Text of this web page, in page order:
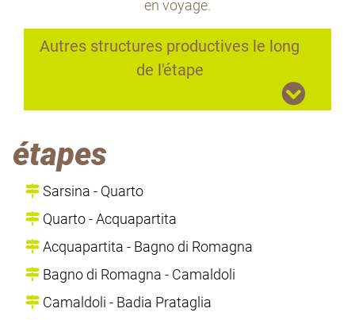
en voyage.
Autres structures productives le long
de l'étape
étapes
Sarsina - Quarto
Quarto - Acquapartita
Acquapartita - Bagno di Romagna
Bagno di Romagna - Camaldoli
Camaldoli - Badia Prataglia